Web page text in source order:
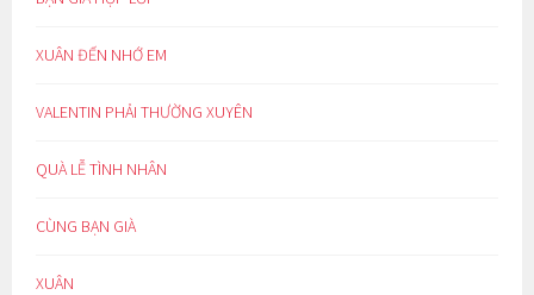
XUÂN ĐẾN NHỚ EM
VALENTIN PHẢI THƯỜNG XUYÊN
QUÀ LỄ TÌNH NHÂN
CÙNG BẠN GIÀ
XUÂN